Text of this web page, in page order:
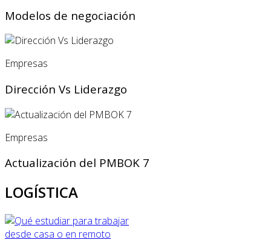
Modelos de negociación
Empresas
Dirección Vs Liderazgo
Empresas
Actualización del PMBOK 7
LOGÍSTICA